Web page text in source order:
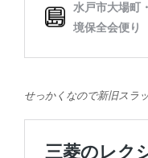
せっかくなので新旧スラ